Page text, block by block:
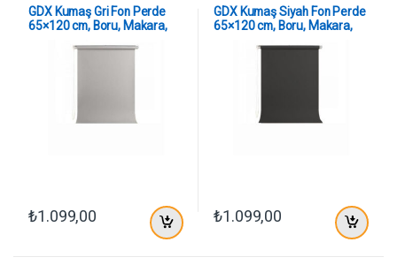
GDX Kumaş Gri Fon Perde
65×120 cm, Boru, Makara,
₺1.099,00
GDX Kumaş Siyah Fon Perde
65×120 cm, Boru, Makara,
₺1.099,00